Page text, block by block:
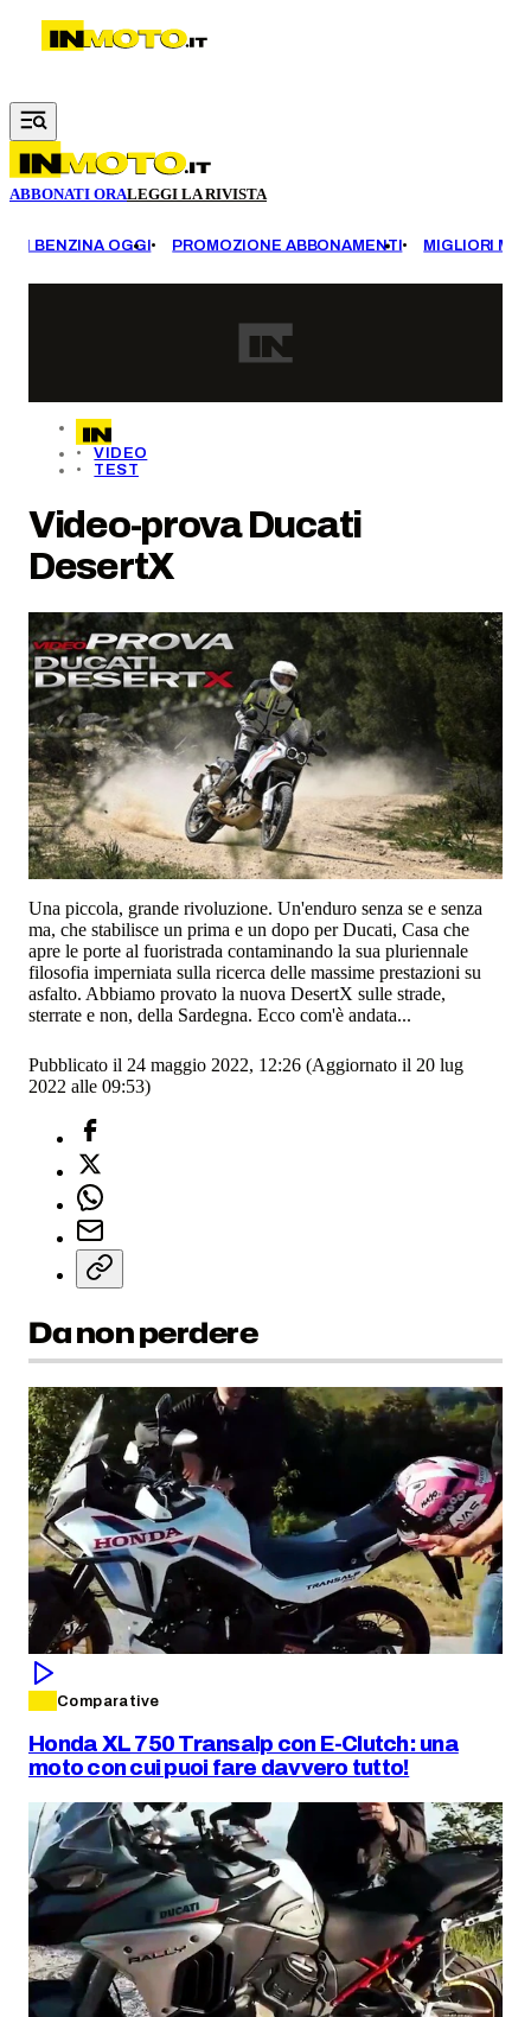
Vai al contenuto principale
ABBONATI ORALEGGI LA RIVISTA
BENZINA OGGI PROMOZIONE ABBONAMENTI MIGLIORI
VIDEO
TEST
Video-prova Ducati
DesertX
Una piccola, grande rivoluzione. Un'enduro senza se e senza
ma, che stabilisce un prima e un dopo per Ducati, Casa che
apre le porte al fuoristrada contaminando la sua pluriennale
filosofia imperniata sulla ricerca delle massime prestazioni su
asfalto. Abbiamo provato la nuova DesertX sulle strade,
sterrate e non, della Sardegna. Ecco com'è andata...
Pubblicato il 24 maggio 2022, 12:26 (Aggiornato il 20 lug
2022 alle 09:53)
Da non perdere
Comparative
Honda XL 750 Transalp con E-Clutch: una
moto con cui puoi fare davvero tutto!